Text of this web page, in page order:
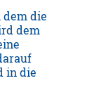
dem die
dem
in die